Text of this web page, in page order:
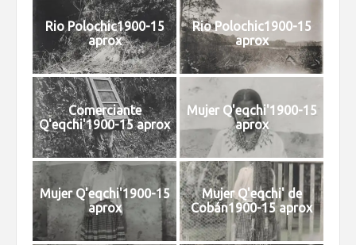
Rio Polochic1900-15
aprox
Rio Polochic1900-15
aprox
Comerciante
Q'eqchi'1900-15 aprox
Mujer Q'eqchi'1900-15
aprox
Mujer Q'eqchi'1900-15
aprox
Mujer Q'eqchi' de
Cobán1900-15 aprox